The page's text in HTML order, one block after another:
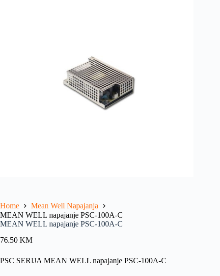
Home
Mean Well Napajanja
MEAN WELL napajanje PSC-100A-C
MEAN WELL napajanje PSC-100A-C
76.50 KM
PSC SERIJA MEAN WELL napajanje PSC-100A-C